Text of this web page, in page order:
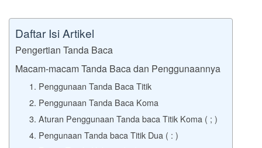
Daftar Isi Artikel
Pengertian Tanda Baca
Macam-macam Tanda Baca dan Penggunaannya
1. Penggunaan Tanda Baca Titik
2. Penggunaan Tanda Baca Koma
3. Aturan Penggunaan Tanda baca Titik Koma ( ; )
4. Pengunaan Tanda baca Titik Dua ( : )